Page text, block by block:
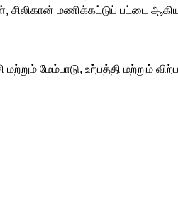
மணிக்கட்டுப் பட்டை
மேம்பாடு, உற்பத்தி மற்றும்